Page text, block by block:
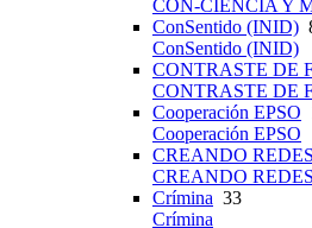
CON-CIENCIA Y
ConSentido (INID)
ConSentido (INID)
CONTRASTE DE
CONTRASTE DE
Cooperación EPSO
Cooperación EPSO
CREANDO
CREANDO
Crímina 33
Crímina